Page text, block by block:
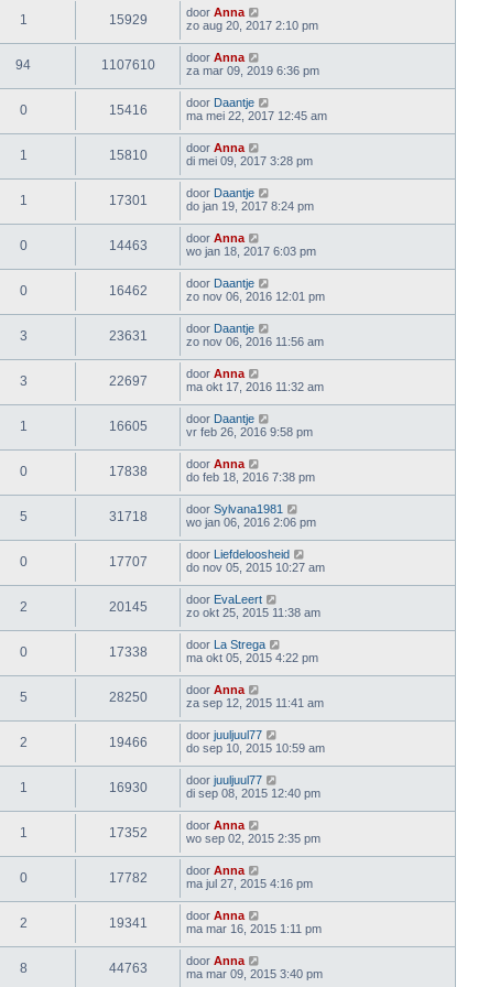
1 15929 door Anna
zo aug 20, 2017 2:10 pm
94 1107610 door Anna
za mar 09, 2019 6:36 pm
0 15416 door Daantje
ma mei 22, 2017 12:45 am
1 15810 door Anna
di mei 09, 2017 3:28 pm
1 17301 door Daantje
do jan 19, 2017 8:24 pm
0 14463 door Anna
wo jan 18, 2017 6:03 pm
0 16462 door Daantje
zo nov 06, 2016 12:01 pm
3 23631 door Daantje
zo nov 06, 2016 11:56 am
3 22697 door Anna
ma okt 17, 2016 11:32 am
1 16605 door Daantje
vr feb 26, 2016 9:58 pm
0 17838 door Anna
do feb 18, 2016 7:38 pm
5 31718 door Sylvana1981
wo jan 06, 2016 2:06 pm
0 17707 door Liefdeloosheid
do nov 05, 2015 10:27 am
2 20145 door EvaLeert
zo okt 25, 2015 11:38 am
0 17338 door La Strega
ma okt 05, 2015 4:22 pm
5 28250 door Anna
za sep 12, 2015 11:41 am
2 19466 door juuljuul77
do sep 10, 2015 10:59 am
1 16930 door juuljuul77
di sep 08, 2015 12:40 pm
1 17352 door Anna
wo sep 02, 2015 2:35 pm
0 17782 door Anna
ma jul 27, 2015 4:16 pm
2 19341 door Anna
ma mar 16, 2015 1:11 pm
8 44763 door Anna
ma mar 09, 2015 3:40 pm